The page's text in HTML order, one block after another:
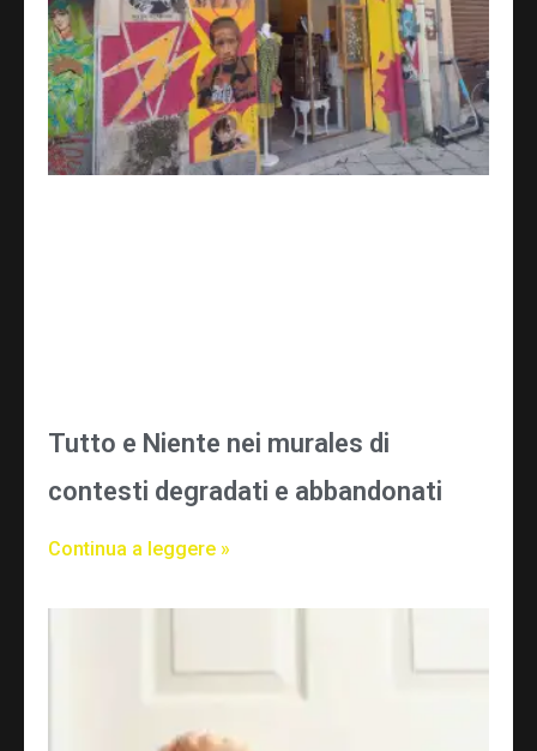
Tutto e Niente nei murales di
contesti degradati e abbandonati
Continua a leggere »